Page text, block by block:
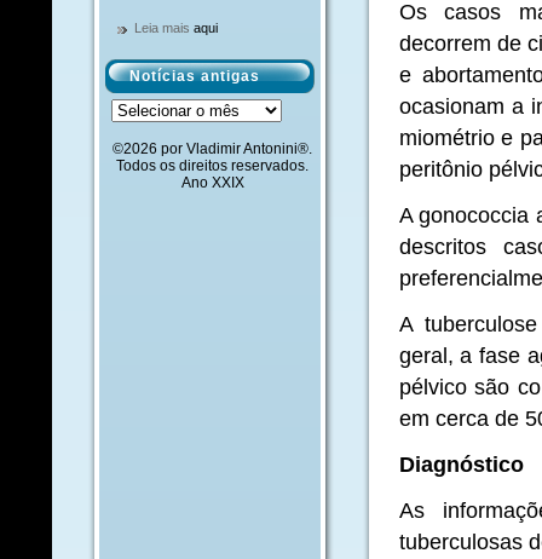
Leia mais aqui
Notícias antigas
Notícias
antigas
©2026 por Vladimir Antonini®.
Todos os direitos reservados.
Ano XXIX
Os casos
decorrem de
e
ocasionam a
miométrio e
peritônio
A gonococcia
descritos
A
geral, a fase
pélvico são
em cerca de
Diagnóstico
As
tuberculosas